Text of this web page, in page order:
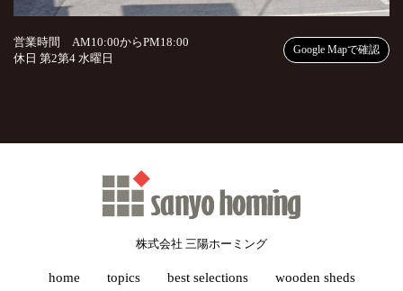
営業時間 AM10:00からPM18:00
休日 第2第4 水曜日
Google Mapで確認
株式会社 三陽ホーミング
home topics best selections wooden sheds